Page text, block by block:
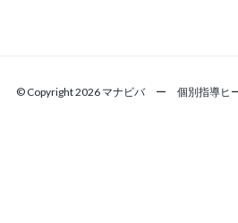
© Copyright 2026 マナビバ ー 個別指導ヒ